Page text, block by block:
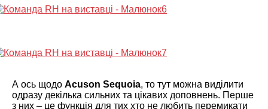
А ось щодо Acuson Sequoia, то тут можна виділити
одразу декілька сильних та цікавих доповнень. Перше
з них – це функція для тих хто не любить перемикати